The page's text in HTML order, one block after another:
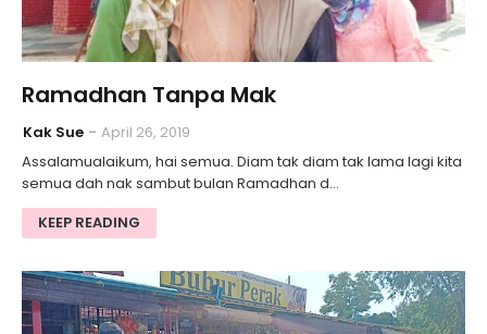
Ramadhan Tanpa Mak
Kak Sue
April 26, 2019
Assalamualaikum, hai semua. Diam tak diam tak lama lagi kita
semua dah nak sambut bulan Ramadhan d…
KEEP READING